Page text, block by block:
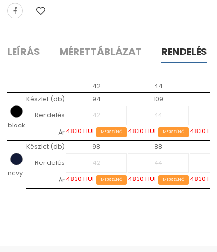
LEÍRÁS MÉRETTÁBLÁZAT RENDELÉS
42 44
black
Készlet (db) 94 109
Rendelés
Ár4830 HUF MEGSZŰNŐ 4830 HUF MEGSZŰNŐ 4830
navy
Készlet (db) 98 88
Rendelés
Ár4830 HUF MEGSZŰNŐ 4830 HUF MEGSZŰNŐ 4830